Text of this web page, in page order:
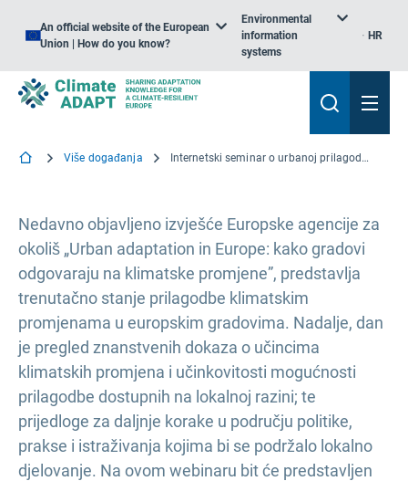
An official website of the European
Union | How do you know?
Environmental
information
systems
HR
Više događanja Internetski seminar o urbanoj prilagodbi u Europi; Kako gradovi reagiraju na klimatske promjene
Nedavno objavljeno izvješće Europske agencije za
okoliš „Urban adaptation in Europe: kako gradovi
odgovaraju na klimatske promjene”, predstavlja
trenutačno stanje prilagodbe klimatskim
promjenama u europskim gradovima. Nadalje, dan
je pregled znanstvenih dokaza o učincima
klimatskih promjena i učinkovitosti mogućnosti
prilagodbe dostupnih na lokalnoj razini; te
prijedloge za daljnje korake u području politike,
prakse i istraživanja kojima bi se podržalo lokalno
djelovanje. Na ovom webinaru bit će predstavljen